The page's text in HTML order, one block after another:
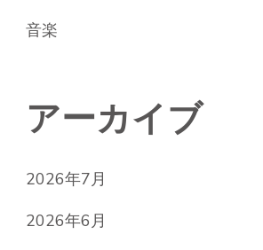
音楽
アーカイブ
2026年7月
2026年6月